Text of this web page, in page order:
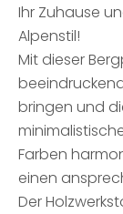
Ihr Zuhause
Alpenstil!
Mit dieser
bringen und
Farben
einen
Der